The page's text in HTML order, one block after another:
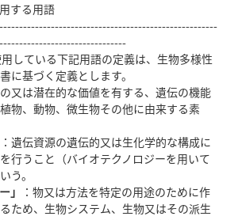
する用語
している下記用語の定義は、生物多様性
に基づく定義とします。
の又は潜在的な価値を有する、遺伝の機能
物、動物、微生物その他に由来する素
：遺伝資源の遺伝的又は生化学的な構成に
行うこと（バイオテクノロジーを用いて
う。
」
：物又は方法を特定の用途のために作
ため、生物システム、生物又はその派生